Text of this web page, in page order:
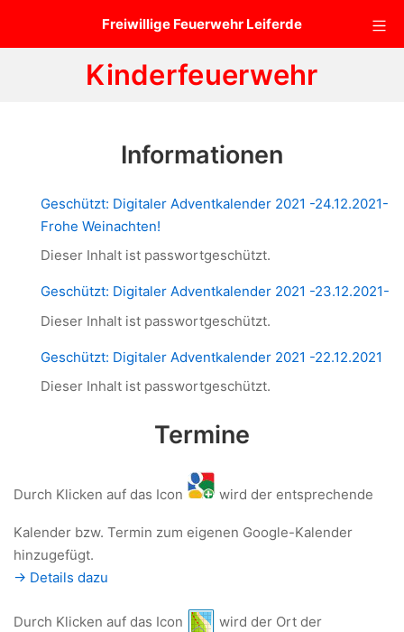
Freiwillige Feuerwehr Leiferde
Kinderfeuerwehr
Informationen
Geschützt: Digitaler Adventkalender 2021 -24.12.2021-
Frohe Weinachten!
Dieser Inhalt ist passwortgeschützt.
Geschützt: Digitaler Adventkalender 2021 -23.12.2021-
Dieser Inhalt ist passwortgeschützt.
Geschützt: Digitaler Adventkalender 2021 -22.12.2021
Dieser Inhalt ist passwortgeschützt.
Termine
Durch Klicken auf das Icon wird der entsprechende
Kalender bzw. Termin zum eigenen Google-Kalender
hinzugefügt.
-> Details dazu
Durch Klicken auf das Icon
wird der Ort der